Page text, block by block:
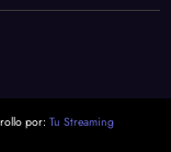
por: Tu Streaming